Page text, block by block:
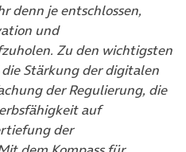
denn je entschlossen,
und
Zu den wichtigsten
Stärkung der digitalen
der Regulierung, die
auf
der